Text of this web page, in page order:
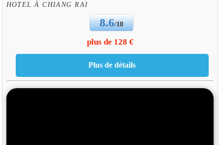
HOTEL À CHIANG RAI
8.6/10
plus de 128 €